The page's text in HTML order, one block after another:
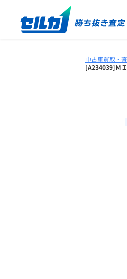
中古車買取・
[A234039]Ｍ